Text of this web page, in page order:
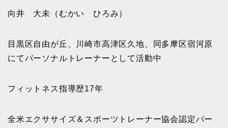
向井 大未（むかい ひろみ）
目黒区自由が丘、川崎市高津区久地、同多摩区宿河原
にてパーソナルトレーナーとして活動中
フィットネス指導歴17年
全米エクササイズ＆スポーツトレーナー協会認定パー